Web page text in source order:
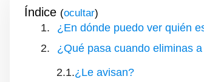
Índice ( )
¿En dónde puedo ver quién
¿Qué pasa cuando eliminas
¿Le avisan?